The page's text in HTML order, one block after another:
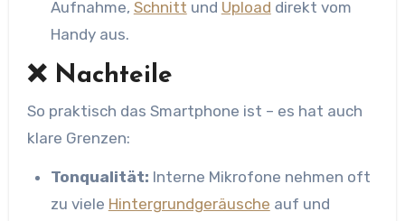
Aufnahme, Schnitt und Upload direkt vom
Handy aus.
❌ Nachteile
So praktisch das Smartphone ist – es hat auch
klare Grenzen:
Tonqualität: Interne Mikrofone nehmen oft
zu viele Hintergrundgeräusche auf und